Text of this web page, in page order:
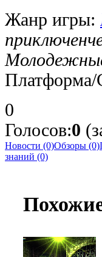
Жанр игры:
Платформа/
0
Голосов:0
Новости (0)Обзоры (0)
знаний (0)